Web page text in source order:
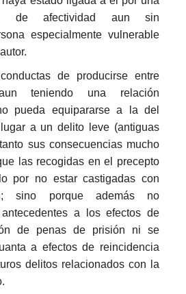
de afectividad aun sin
especialmente vulnerable
de producirse entre
teniendo una relación
pueda equipararse a la del
a un delito leve (antiguas
sus consecuencias mucho
las recogidas en el precepto
por no estar castigadas con
sino porque además no
a los efectos de
de penas de prisión ni se
a efectos de reincidencia
delitos relacionados con la